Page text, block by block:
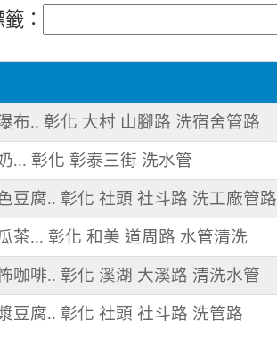
：
布.. 彰化 大村 山腳路 洗宿舍管路
... 彰化 彰泰三街 洗水管
豆腐.. 彰化 社頭 社斗路 洗工廠管路
茶... 彰化 和美 道周路 水管清洗
咖啡.. 彰化 溪湖 大溪路 清洗水管
豆腐.. 彰化 社頭 社斗路 洗管路